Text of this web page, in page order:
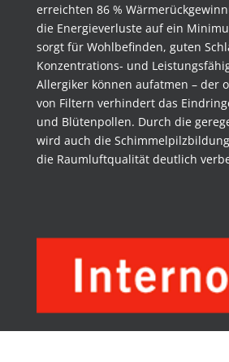
erreichten 86 %
die Energieverluste auf ein
sorgt für Wohlbefinden, guten
Konzentrations- und
Allergiker können aufatmen – der
von Filtern verhindert das
und Blütenpollen. Durch die
wird auch die
die Raumluftqualität deutlich